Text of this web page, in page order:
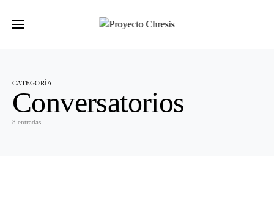
CATEGORÍA
Conversatorios
8 entradas